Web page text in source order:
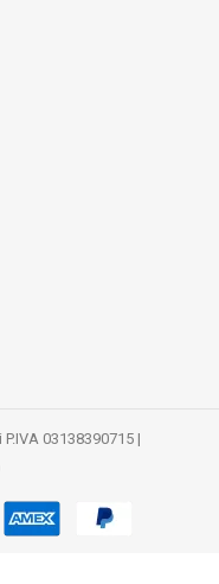
03138390715 |